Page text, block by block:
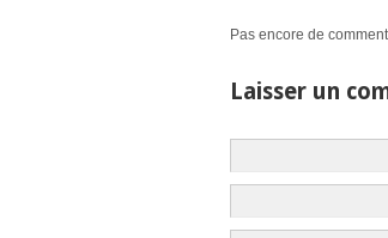
Pas encore de
Laisser un